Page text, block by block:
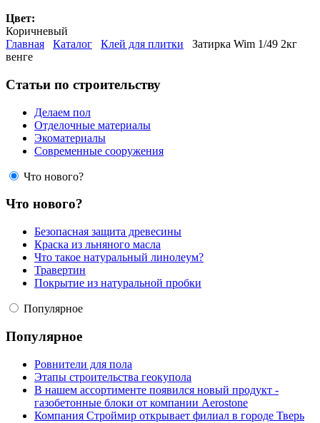
Цвет:
Коричневый
Главная
Каталог Клей для плитки
Затирка Wim 1/49 2кг
венге
Статьи по строительству
Делаем пол
Отделочные материалы
Экоматериалы
Современные сооружения
Что нового?
Что нового?
Безопасная защита древесины
Краска из льняного масла
Что такое натуральный линолеум?
Травертин
Покрытие из натуральной пробки
Популярное
Популярное
Ровнители для пола
Этапы строительства геокупола
В нашем ассортименте появился новый продукт -
газобетонные блоки от компании Aerostone
Компания Строймир открывает филиал в городе Тверь